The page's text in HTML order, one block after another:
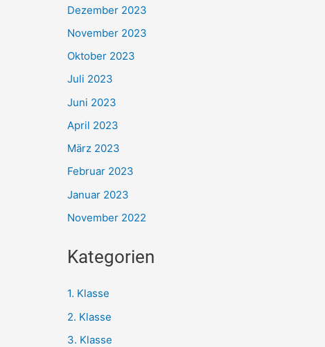
Dezember 2023
November 2023
Oktober 2023
Juli 2023
Juni 2023
April 2023
März 2023
Februar 2023
Januar 2023
November 2022
Kategorien
1. Klasse
2. Klasse
3. Klasse